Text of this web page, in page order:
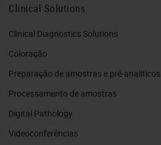
Clinical Solutions
Clinical Diagnostics Solutions
Coloração
Preparação de amostras e pré-analíticos
Processamento de amostras
Digital Pathology
Videoconferências